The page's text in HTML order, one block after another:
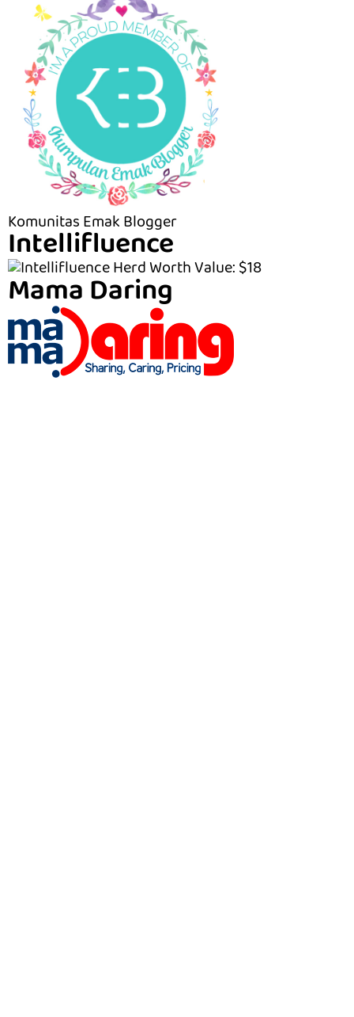
Komunitas Emak Blogger
Intellifluence
Mama Daring